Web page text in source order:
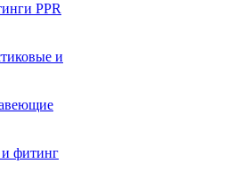
PPR
и
фитинг